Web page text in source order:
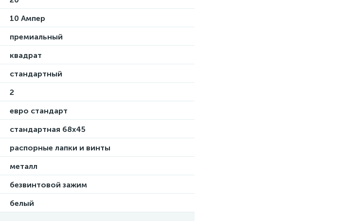
10 Ампер
премиальный
квадрат
стандартный
2
евро стандарт
стандартная 68х45
распорные лапки и винты
металл
безвинтовой зажим
белый